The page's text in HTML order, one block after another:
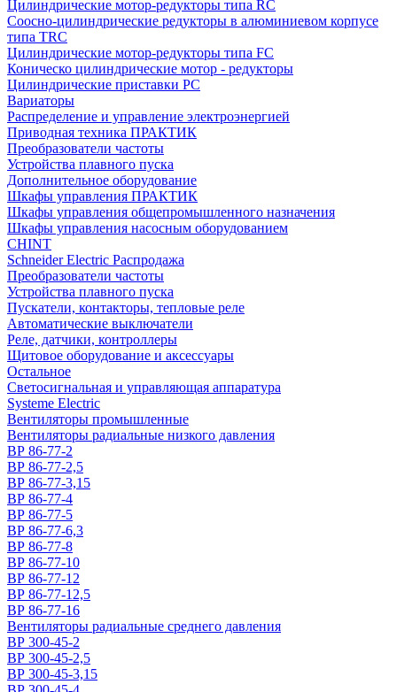
Цилиндрические мотор-редукторы типа RC
Соосно-цилиндрические редукторы в алюминиевом корпусе
типа TRC
Цилиндрические мотор-редукторы типа FC
Коническо цилиндрические мотор - редукторы
Цилиндрические приставки PC
Вариаторы
Распределение и управление электроэнергией
Приводная техника ПРАКТИК
Преобразователи частоты
Устройства плавного пуска
Дополнительное оборудование
Шкафы управления ПРАКТИК
Шкафы управления общепромышленного назначения
Шкафы управления насосным оборудованием
CHINT
Schneider Electric Распродажа
Преобразователи частоты
Устройства плавного пуска
Пускатели, контакторы, тепловые реле
Автоматические выключатели
Реле, датчики, контроллеры
Щитовое оборудование и аксессуары
Остальное
Светосигнальная и управляющая аппаратура
Systeme Electric
Вентиляторы промышленные
Вентиляторы радиальные низкого давления
ВР 86-77-2
ВР 86-77-2,5
ВР 86-77-3,15
ВР 86-77-4
ВР 86-77-5
ВР 86-77-6,3
ВР 86-77-8
ВР 86-77-10
ВР 86-77-12
ВР 86-77-12,5
ВР 86-77-16
Вентиляторы радиальные среднего давления
ВР 300-45-2
ВР 300-45-2,5
ВР 300-45-3,15